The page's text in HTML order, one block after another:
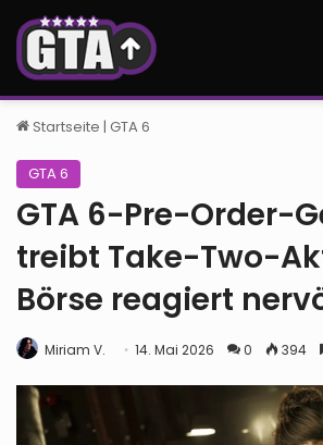
Startseite | GTA 6
GTA 6
GTA 6-Pre-Order-
treibt Take-Two-
Börse reagiert
Miriam V. 14. Mai 2026 0 394